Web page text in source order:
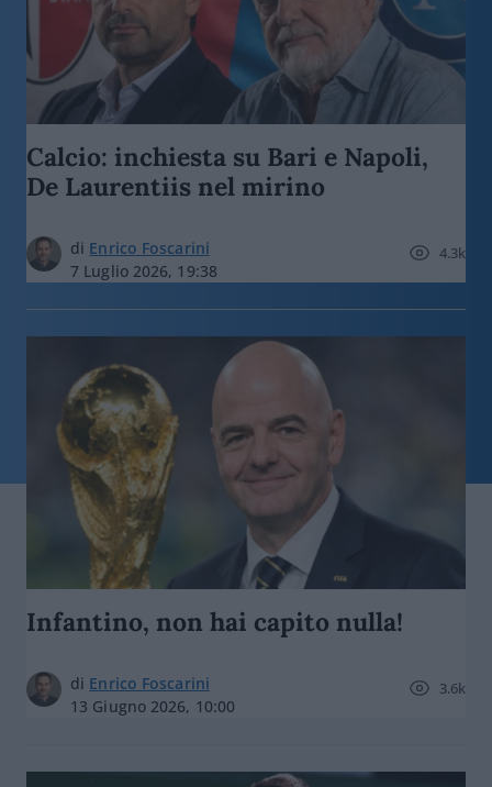
Calcio: inchiesta su Bari e Napoli,
De Laurentiis nel mirino
di Enrico Foscarini
7 Luglio 2026, 19:38
4.3k
Infantino, non hai capito nulla!
di Enrico Foscarini
13 Giugno 2026, 10:00
3.6k